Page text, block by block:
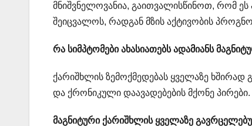
მნიშვნელოვანია, გაითვალისწინოთ, რომ
შეიცვალოს, რადგან მზის აქტივობის
რა სიმპტომები ახასიათებს ადამიანს
ქარიშხლის ზემოქმედებას ყველაზე
და ქრონიკული დაავადებების მქონე პირები.
მაგნიტური ქარიშხლის ყველაზე